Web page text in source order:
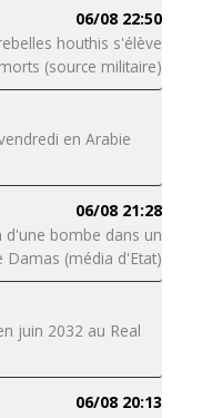
06/08 22:50
houthis s'élève
(source militaire)
en Arabie
06/08 21:28
d'une bombe dans un
Damas (média d'Etat)
juin 2032 au Real
06/08 20:13